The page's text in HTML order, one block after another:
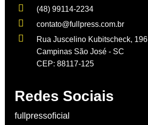
(48) 99114-2234
contato@fullpress.com.br
Rua Juscelino Kubitscheck, 196
Campinas São José - SC
CEP: 88117-125
Redes Sociais
fullpressoficial